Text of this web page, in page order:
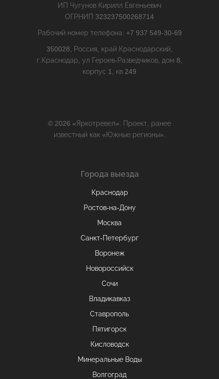
ИП Чугунов Кирилл Евгеньевич
ОГРНИП 323237500268714
Рабочий номер телефона: +7 937 549-30-69
350028, Россия, край Краснодарский,
г.Краснодар, ул Героев-Разведчиков, дом 8,
корпус 1, кв 249
© 2026 «Яркотревел». Проект, ранее
известный как «Южные регионы».
Города выезда
Краснодар
Ростов-на-Дону
Москва
Санкт-Петербург
Воронеж
Новороссийск
Сочи
Владикавказ
Ставрополь
Пятигорск
Кисловодск
Минеральные Воды
Волгоград